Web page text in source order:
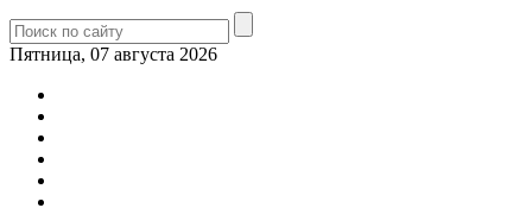
Пятница, 07 августа 2026